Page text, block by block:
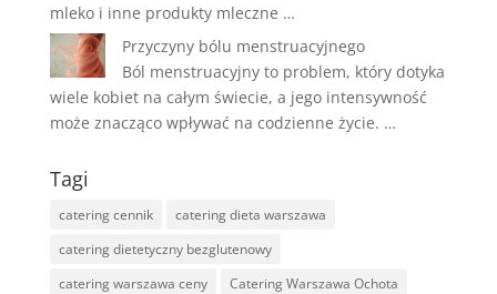
mleko i inne produkty mleczne …
Przyczyny bólu menstruacyjnego
Ból menstruacyjny to problem, który dotyka
wiele kobiet na całym świecie, a jego intensywność
może znacząco wpływać na codzienne życie. …
Tagi
catering cennik
catering dieta warszawa
catering dietetyczny bezglutenowy
catering warszawa ceny
Catering Warszawa Ochota